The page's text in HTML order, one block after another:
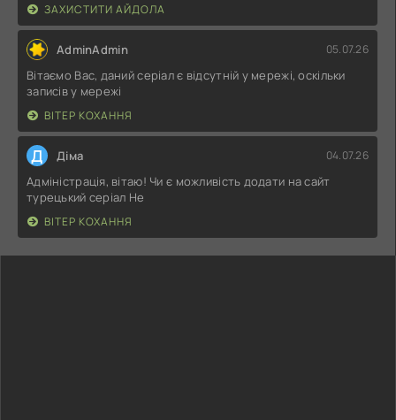
ЗАХИСТИТИ АЙДОЛА
AdminAdmin 05.07.26
Вітаємо Вас, даний серіал є відсутній у мережі, оскільки
записів у мережі
ВІТЕР КОХАННЯ
Д Діма 04.07.26
Адміністрація, вітаю! Чи є можливість додати на сайт
турецький серіал Не
ВІТЕР КОХАННЯ